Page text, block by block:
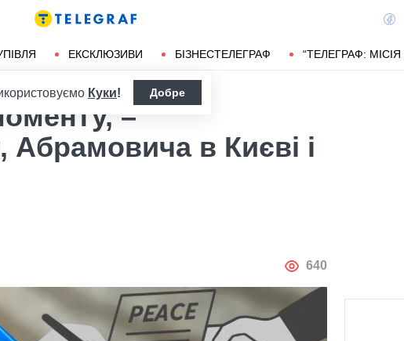
ЕКСКЛЮЗИВИ БІЗНЕСТЕЛЕГРАФ “ТЕЛЕГРАФ:
Куки! Добре
–
в Києві і
АВТОР
640